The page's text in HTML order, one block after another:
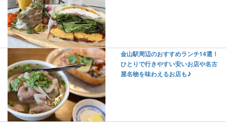
金山駅周辺のおすすめランチ14選！
ひとりで行きやすい安いお店や名古
屋名物を味わえるお店も♪